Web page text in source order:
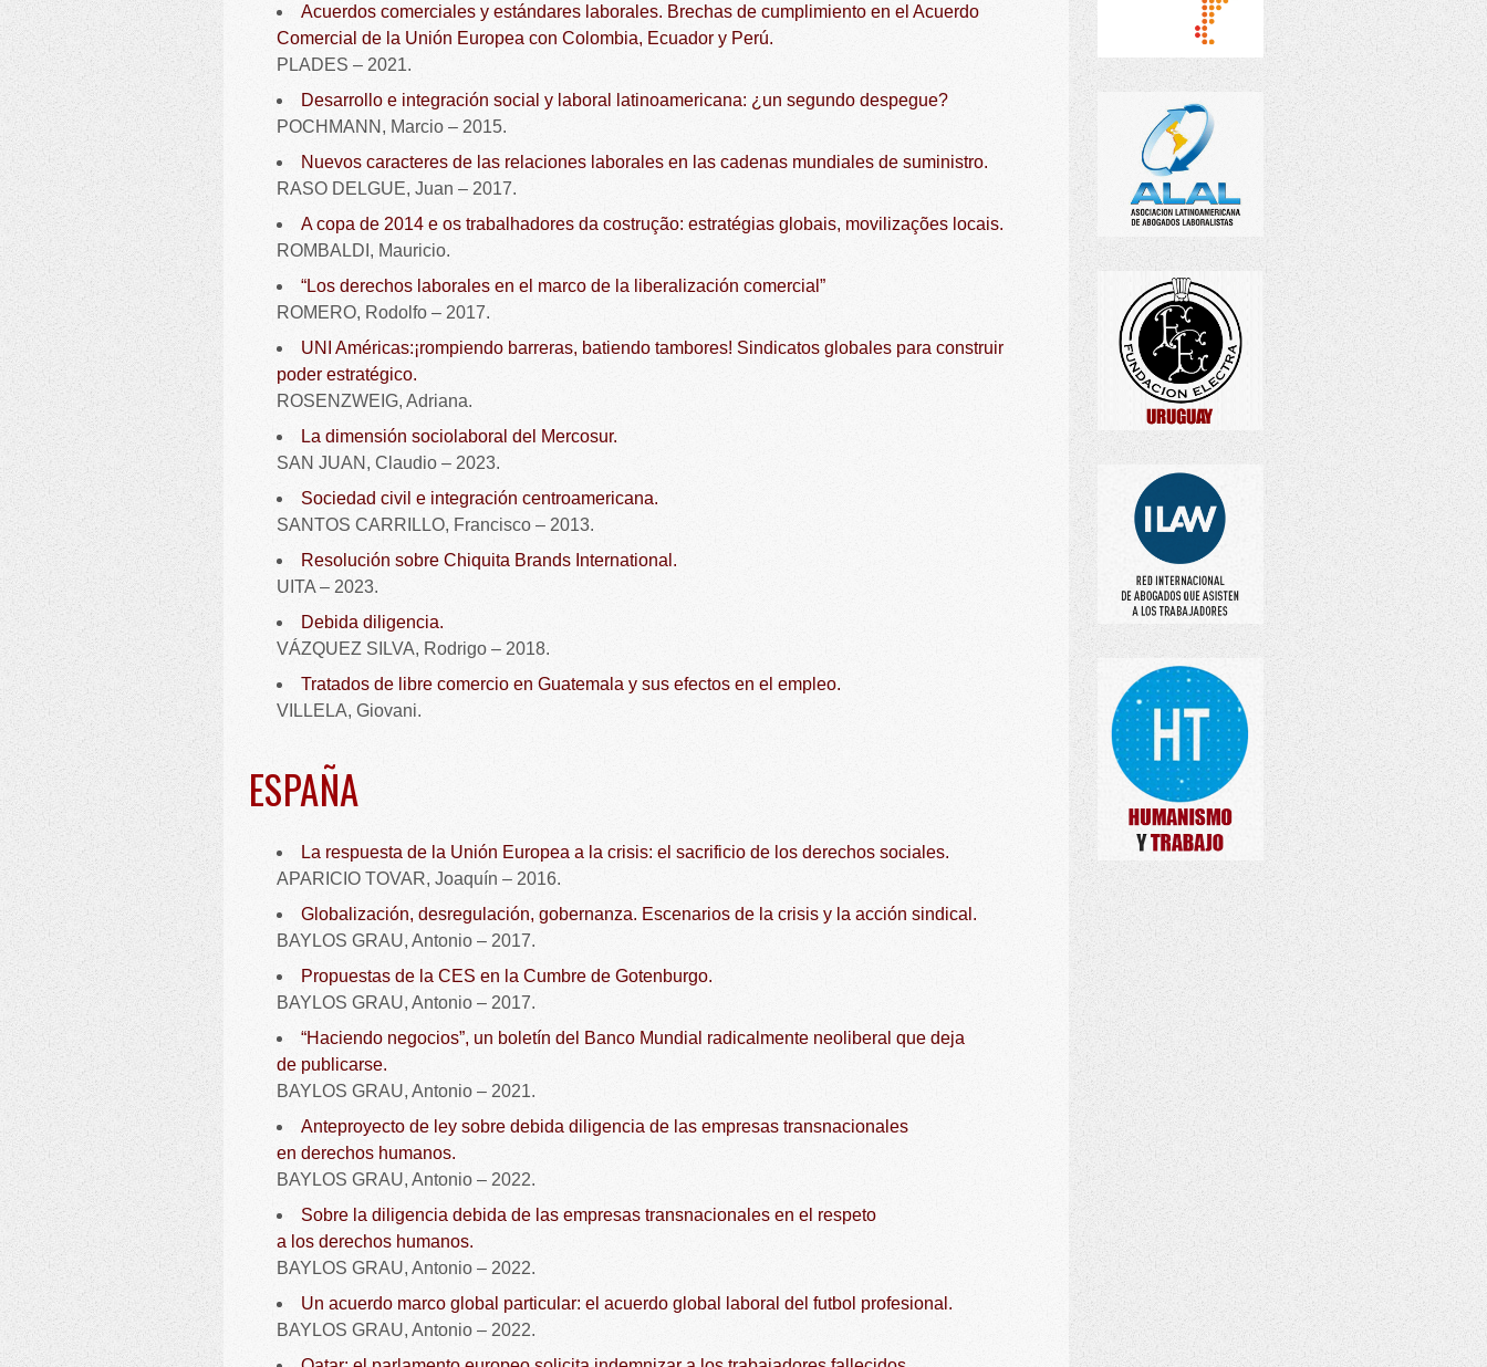
Acuerdos comerciales y estándares laborales. Brechas de cumplimiento en el Acuerdo
Comercial de la Unión Europea con Colombia, Ecuador y Perú.
PLADES – 2021.
Desarrollo e integración social y laboral latinoamericana: ¿un segundo despegue?
POCHMANN, Marcio – 2015.
Nuevos caracteres de las relaciones laborales en las cadenas mundiales de suministro.
RASO DELGUE, Juan – 2017.
A copa de 2014 e os trabalhadores da costrução: estratégias globais, movilizações locais.
ROMBALDI, Mauricio.
“Los derechos laborales en el marco de la liberalización comercial”
ROMERO, Rodolfo – 2017.
UNI Américas:¡rompiendo barreras, batiendo tambores! Sindicatos globales para construir
poder estratégico.
ROSENZWEIG, Adriana.
La dimensión sociolaboral del Mercosur.
SAN JUAN, Claudio – 2023.
Sociedad civil e integración centroamericana.
SANTOS CARRILLO, Francisco – 2013.
Resolución sobre Chiquita Brands International.
UITA – 2023.
Debida diligencia.
VÁZQUEZ SILVA, Rodrigo – 2018.
Tratados de libre comercio en Guatemala y sus efectos en el empleo.
VILLELA, Giovani.
ESPAÑA
La respuesta de la Unión Europea a la crisis: el sacrificio de los derechos sociales.
APARICIO TOVAR, Joaquín – 2016.
Globalización, desregulación, gobernanza. Escenarios de la crisis y la acción sindical.
BAYLOS GRAU, Antonio – 2017.
Propuestas de la CES en la Cumbre de Gotenburgo.
BAYLOS GRAU, Antonio – 2017.
“Haciendo negocios”, un boletín del Banco Mundial radicalmente neoliberal que deja
de publicarse.
BAYLOS GRAU, Antonio – 2021.
Anteproyecto de ley sobre debida diligencia de las empresas transnacionales
en derechos humanos.
BAYLOS GRAU, Antonio – 2022.
Sobre la diligencia debida de las empresas transnacionales en el respeto
a los derechos humanos.
BAYLOS GRAU, Antonio – 2022.
Un acuerdo marco global particular: el acuerdo global laboral del futbol profesional.
BAYLOS GRAU, Antonio – 2022.